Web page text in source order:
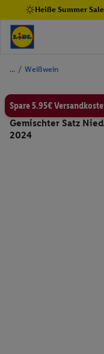
Heiße Summer
/ Weißwein
Spare 5.95€
Gemischter Satz
2024